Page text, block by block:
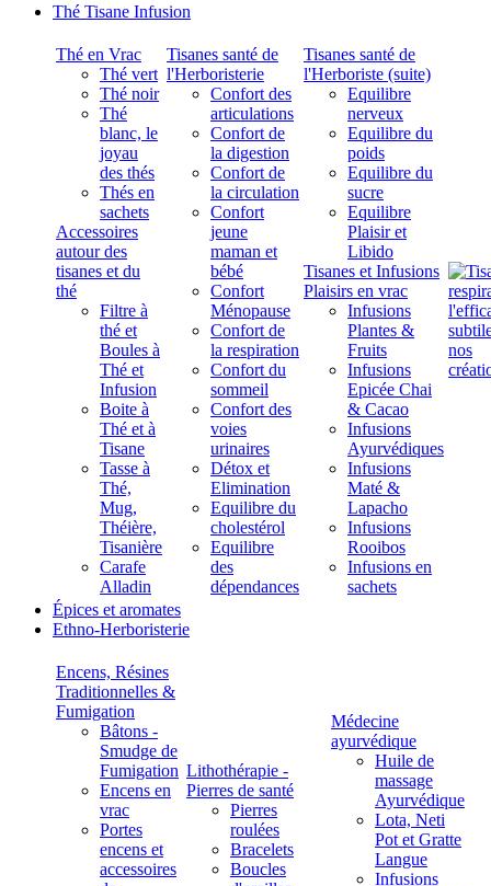
Thé Tisane Infusion
Thé en Vrac
Thé vert
Thé noir
Thé
blanc, le
joyau
des thés
Thés en
sachets
Accessoires
autour des
tisanes et du
thé
Filtre à
thé et
Boules à
Thé et
Infusion
Boite à
Thé et à
Tisane
Tasse à
Thé,
Mug,
Théière,
Tisanière
Carafe
Alladin
Tisanes santé de
l'Herboristerie
Confort des
articulations
Confort de
la digestion
Confort de
la circulation
Confort
jeune
maman et
bébé
Confort
Ménopause
Confort de
la respiration
Confort du
sommeil
Confort des
voies
urinaires
Détox et
Elimination
Equilibre du
cholestérol
Equilibre
des
dépendances
Tisanes santé de
l'Herboriste (suite)
Equilibre
nerveux
Equilibre du
poids
Equilibre du
sucre
Equilibre
Plaisir et
Libido
Tisanes et Infusions
Plaisirs en vrac
Infusions
Plantes &
Fruits
Infusions
Epicée Chai
& Cacao
Infusions
Ayurvédiques
Infusions
Maté &
Lapacho
Infusions
Rooibos
Infusions en
sachets
Épices et aromates
Ethno-Herboristerie
Encens, Résines
Traditionnelles &
Fumigation
Bâtons -
Smudge de
Fumigation
Encens en
vrac
Portes
encens et
accessoires
Lithothérapie -
Pierres de santé
Pierres
roulées
Bracelets
Boucles
Médecine
ayurvédique
Huile de
massage
Ayurvédique
Lota, Neti
Pot et Gratte
Langue
Infusions